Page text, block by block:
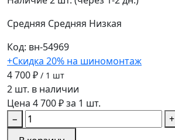
Средняя Средняя Низкая
Код: вн-54969
+Скидка 20% на шиномонтаж
4 700 ₽ / 1 шт
2 шт. в наличии
Цена 4 700 ₽ за 1 шт.
−
+